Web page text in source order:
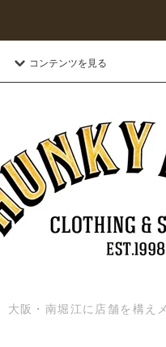
コンテンツを見る
大阪・南堀江に店舗を構え